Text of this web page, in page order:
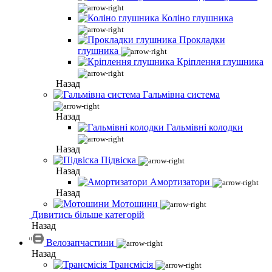
Коліно глушника
Прокладки
глушника
Кріплення глушника
Назад
Гальмівна система
Назад
Гальмівні колодки
Назад
Підвіска
Назад
Амортизатори
Назад
Мотошини
Дивитись більше категорій
Назад
Велозапчастини
Назад
Трансмісія